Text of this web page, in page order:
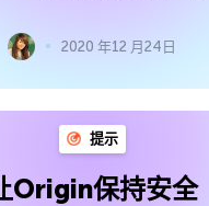
2020 年12 月24日
提示
Origin保持安全